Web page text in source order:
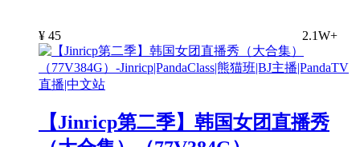
¥ 45 2.1W+
【Jinricp第二季】韩国女团直播秀